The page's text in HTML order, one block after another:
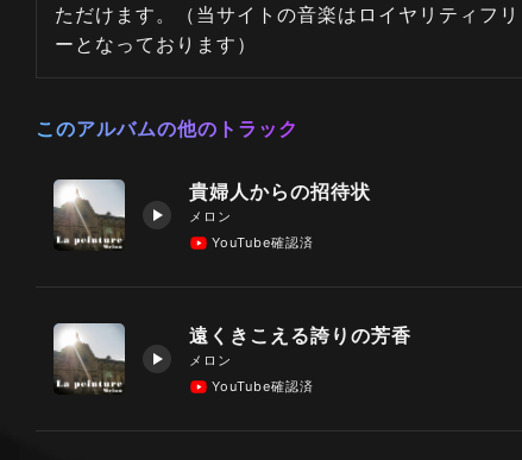
ただけます。（当サイトの音楽はロイヤリティフリ
ーとなっております）
このアルバムの他のトラック
貴婦人からの招待状
メロン
YouTube確認済
遠くきこえる誇りの芳香
メロン
YouTube確認済